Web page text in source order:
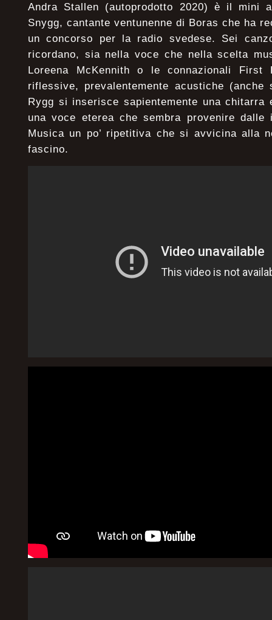
Andra Stallen (autoprodotto 2020) è il mini
Snygg, cantante ventunenne di Boras che ha
un concorso per la radio svedese. Sei
ricordano, sia nella voce che nella scelta
Loreena McKennith o le connazionali
riflessive, prevalentemente acustiche
Rygg si inserisce sapientemente una chitarra
una voce eterea che sembra provenire dalle
Musica un po’ ripetitiva che si avvicina alla
fascino.